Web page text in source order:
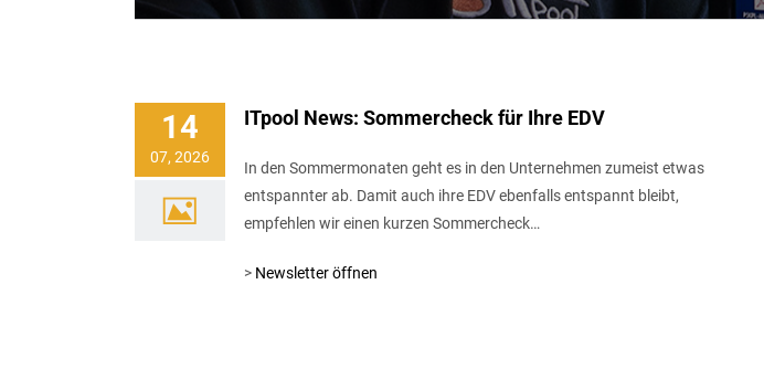
14
07, 2026
ITpool News: Sommercheck für Ihre EDV
In den Sommermonaten geht es in den Unternehmen zumeist etwas
entspannter ab. Damit auch ihre EDV ebenfalls entspannt bleibt,
empfehlen wir einen kurzen Sommercheck…
> Newsletter öffnen